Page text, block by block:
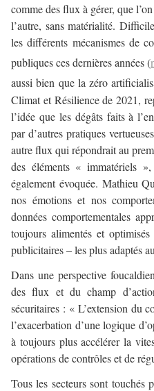
comme des flux à gérer, que
l’autre, sans matérialité.
les différents mécanismes de
publiques ces dernières années (
aussi bien que la zéro
Climat et Résilience de 2021,
l’idée que les dégâts faits à
par d’autres pratiques
autre flux qui répondrait au
des éléments « immatériels
également évoquée. Mathieu
nos émotions et nos
données comportementales
toujours alimentés et
publicitaires – les plus adaptés
Dans une perspective
des flux et du champ
sécuritaires : « L’extension du
l’exacerbation d’une logique
à toujours plus accélérer la
opérations de contrôles et de
Tous les secteurs sont touchés